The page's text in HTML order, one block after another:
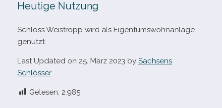
Heutige Nutzung
Schloss Weistropp wird als Eigentumswohnanlage
genutzt.
Last Updated on 25. März 2023 by Sachsens
Schlösser
Gelesen: 2.985